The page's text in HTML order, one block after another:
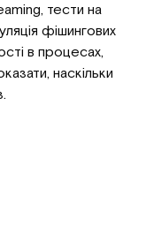
тести на
фішингових
в процесах,
наскільки